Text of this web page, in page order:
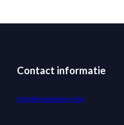
Contact informatie
info@niemegeers.be